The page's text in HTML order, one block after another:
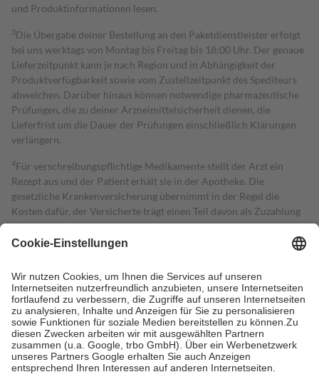
und Produktinformationen lesen.
3Die Übergabe deiner Bestellung an den Paketdienstleister erfolgt
bei uns werktags von Montag bis Freitag bis 18:00 Uhr. Der genaue
Lieferzeitpunkt kann je nach Region und in Abhängigkeit der
Produktverfügbarkeit sowie vom Zustellzeitpunkt des Spediteurs
abweichen. Darüber hinaus können notwendige pharmazeutische
Prüfungen, die zu deiner Arzneimittelsicherheit dienen, die
Lieferfrist um die Dauer der Prüfungen einschließlich Klärungen
verlängern.
4Für verschreibungspflichtige Medikamente stellt der Arzt ein
Rezept aus und der Patient erhält sie in der Apotheke. Die
gesetzliche Krankenversicherung übernimmt in der Regel die
Kosten dafür, der Versicherte trägt einen Teil davon als Zuzahlung
mit.
Grundsätzlich leisten Mitglieder Zuzahlungen in Höhe von zehn
höchstens zehn Euro.
Es sind jedoch nie mehr als die tatsächlichen
Kosten der Leistung zu entrichten.
Diese Regeln gelten grundsätzlich auch für Online-Apotheken.
Bei Heilmitteln und häuslicher Krankenpflege beträgt die
Zuzahlung zehn Prozent der Kosten sowie zehn Euro je
Verordnung.
Um das Engagement der Versicherten für ihre eigene Gesundheit zu
stärken und die besondere Stellung der Familie zu unterstützen,